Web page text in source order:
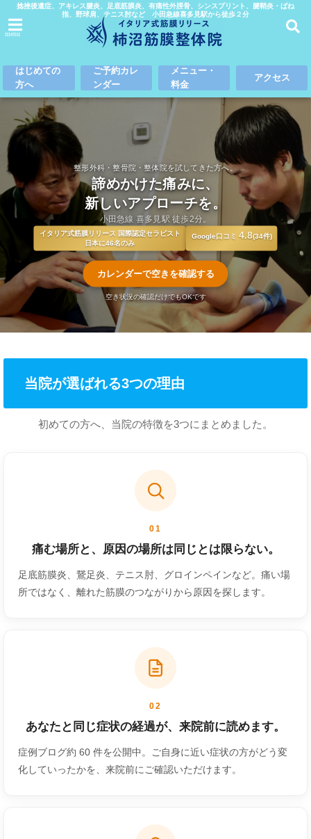
捻挫後遺症、アキレス腱炎、足底筋膜炎、有痛性外脛骨、シンスプリント、腱鞘炎・ばね
指、野球肩、テニス肘など 小田急線喜多見駅から徒歩２分
menu
はじめての
方へ
ご予約カレ
ンダー
メニュー・
料金
アクセス
整形外科・整骨院・整体院を試してきた方へ。
諦めかけた痛みに、
新しいアプローチを。
小田急線 喜多見駅 徒歩2分。
イタリア式筋膜リリース 国際認定セラピスト
日本に46名のみ
Google口コミ 4.8(34件)
カレンダーで空きを確認する
空き状況の確認だけでもOKです
当院が選ばれる3つの理由
初めての方へ、当院の特徴を3つにまとめました。
01
痛む場所と、原因の場所は同じとは限らない。
足底筋膜炎、鵞足炎、テニス肘、グロインペインなど。痛い場
所ではなく、離れた筋膜のつながりから原因を探します。
02
あなたと同じ症状の経過が、来院前に読めます。
症例ブログ約 60 件を公開中。ご自身に近い症状の方がどう変
化していったかを、来院前にご確認いただけます。